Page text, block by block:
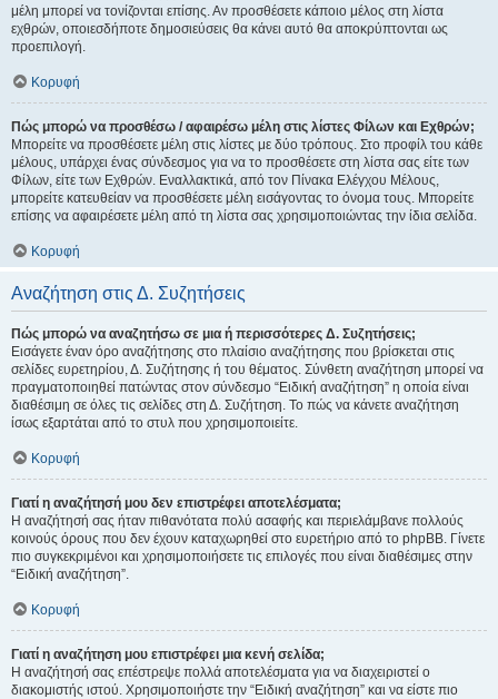
μέλη μπορεί να τονίζονται επίσης. Αν προσθέσετε κάποιο μέλος στη λίστα
εχθρών, οποιεσδήποτε δημοσιεύσεις θα κάνει αυτό θα αποκρύπτονται ως
προεπιλογή.
Κορυφή
Πώς μπορώ να προσθέσω / αφαιρέσω μέλη στις λίστες Φίλων και Εχθρών;
Μπορείτε να προσθέσετε μέλη στις λίστες με δύο τρόπους. Στο προφίλ του κάθε
μέλους, υπάρχει ένας σύνδεσμος για να το προσθέσετε στη λίστα σας είτε των
Φίλων, είτε των Εχθρών. Εναλλακτικά, από τον Πίνακα Ελέγχου Μέλους,
μπορείτε κατευθείαν να προσθέσετε μέλη εισάγοντας το όνομα τους. Μπορείτε
επίσης να αφαιρέσετε μέλη από τη λίστα σας χρησιμοποιώντας την ίδια σελίδα.
Κορυφή
Αναζήτηση στις Δ. Συζητήσεις
Πώς μπορώ να αναζητήσω σε μια ή περισσότερες Δ. Συζητήσεις;
Εισάγετε έναν όρο αναζήτησης στο πλαίσιο αναζήτησης που βρίσκεται στις
σελίδες ευρετηρίου, Δ. Συζήτησης ή του θέματος. Σύνθετη αναζήτηση μπορεί να
πραγματοποιηθεί πατώντας στον σύνδεσμο “Ειδική αναζήτηση” η οποία είναι
διαθέσιμη σε όλες τις σελίδες στη Δ. Συζήτηση. Το πώς να κάνετε αναζήτηση
ίσως εξαρτάται από το στυλ που χρησιμοποιείτε.
Κορυφή
Γιατί η αναζήτησή μου δεν επιστρέφει αποτελέσματα;
Η αναζήτησή σας ήταν πιθανότατα πολύ ασαφής και περιελάμβανε πολλούς
κοινούς όρους που δεν έχουν καταχωρηθεί στο ευρετήριο από το phpBB. Γίνετε
πιο συγκεκριμένοι και χρησιμοποιήσετε τις επιλογές που είναι διαθέσιμες στην
“Ειδική αναζήτηση”.
Κορυφή
Γιατί η αναζήτηση μου επιστρέφει μια κενή σελίδα;
Η αναζήτησή σας επέστρεψε πολλά αποτελέσματα για να διαχειριστεί ο
διακομιστής ιστού. Χρησιμοποιήστε την “Ειδική αναζήτηση” και να είστε πιο